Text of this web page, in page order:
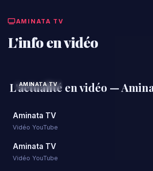
AMINATA TV
L'actualité en vidéo —
Aminata TV